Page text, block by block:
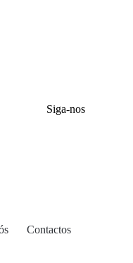
Siga-nos
Contactos